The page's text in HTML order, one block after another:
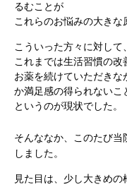
るむことが
これらのお悩みの大きな
こういった方々に対して、
これまでは生活習慣の改
お薬を続けていただき
か満足感の得られないこ
というのが現状でした。
そんななか、このたび当
しました。
見た目は、少し大きめ